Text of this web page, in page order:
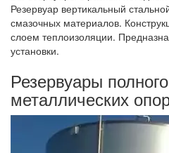
Резервуар вертикальный
смазочных материалов.
слоем теплоизоляции.
установки.
Резервуары
металлических